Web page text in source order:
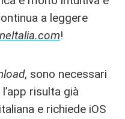
a leggere
!
, sono necessari
risulta già
e richiede iOS